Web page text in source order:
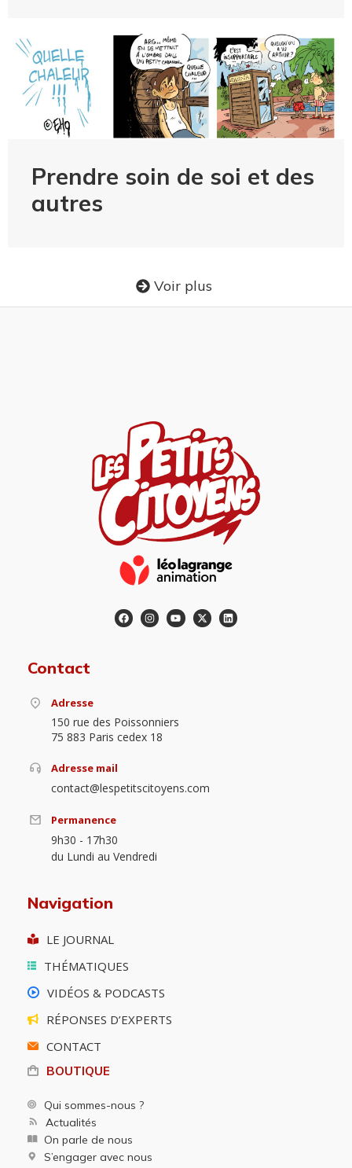
Prendre soin de soi et des
autres
Voir plus
Contact
Adresse
150 rue des Poissonniers
75 883 Paris cedex 18
Adresse mail
contact@lespetitscitoyens.com
Permanence
9h30 - 17h30
du Lundi au Vendredi
Navigation
LE JOURNAL
THÉMATIQUES
VIDÉOS & PODCASTS
RÉPONSES D’EXPERTS
CONTACT
BOUTIQUE
Qui sommes-nous ?
Actualités
On parle de nous
S’engager avec nous